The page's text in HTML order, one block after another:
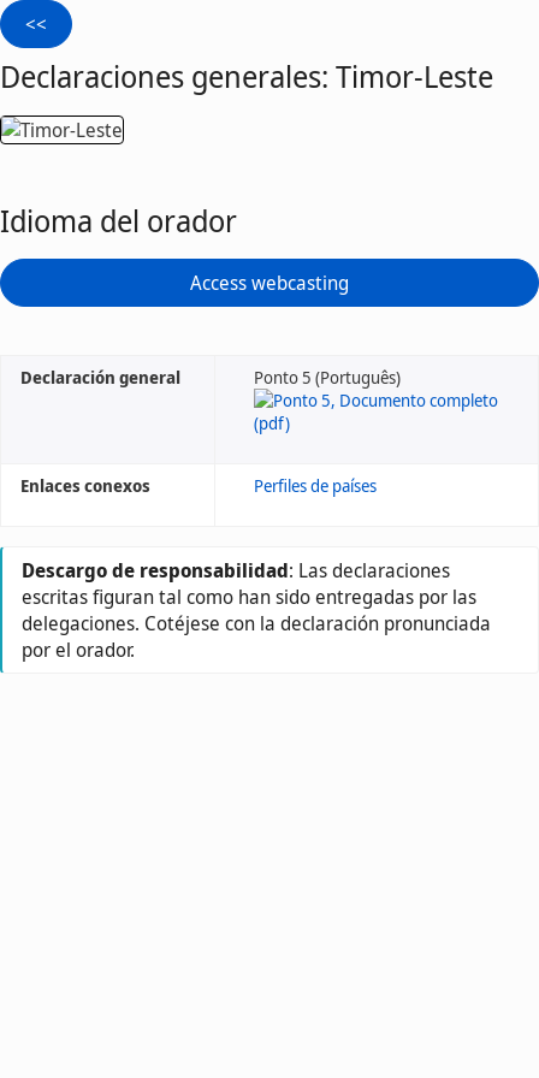
Declaraciones generales: Timor-Leste
Idioma del orador
Access webcasting
Declaración general Ponto 5 (Português)
Enlaces conexos Perfiles de países
Descargo de responsabilidad: Las declaraciones
escritas figuran tal como han sido entregadas por las
delegaciones. Cotéjese con la declaración pronunciada
por el orador.